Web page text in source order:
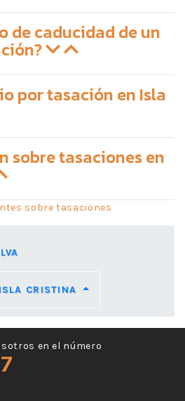
de caducidad de un
por tasación en Isla
sobre tasaciones en
sobre tasaciones
CRISTINA
en el número